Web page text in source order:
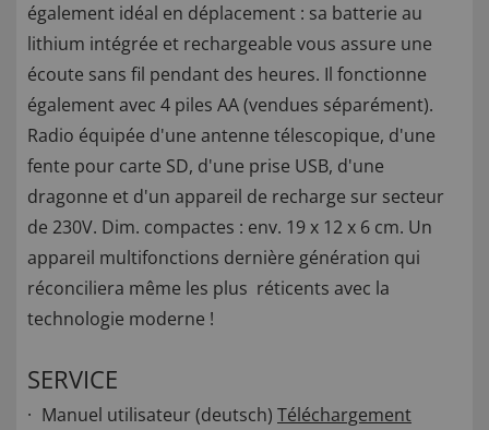
également idéal en déplacement : sa batterie au
lithium intégrée et rechargeable vous assure une
écoute sans fil pendant des heures. Il fonctionne
également avec 4 piles AA (vendues séparément).
Radio équipée d'une antenne télescopique, d'une
fente pour carte SD, d'une prise USB, d'une
dragonne et d'un appareil de recharge sur secteur
de 230V. Dim. compactes : env. 19 x 12 x 6 cm. Un
appareil multifonctions dernière génération qui
réconciliera même les plus réticents avec la
technologie moderne !
SERVICE
Manuel utilisateur (deutsch) Téléchargement